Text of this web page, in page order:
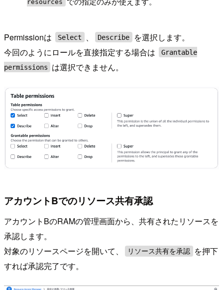
Permissionは Select Describe
を選択します。
今回のようにロールを直接指定する場合は
Grantable
permissions
は選択できません。
アカウントBでのリソース共有承認
アカウントBのRAMの管理画面から、共有されたリソースを
承認します。
対象のリソースページを開いて、
リソース共有を承認
を押下
すれば承認完了です。